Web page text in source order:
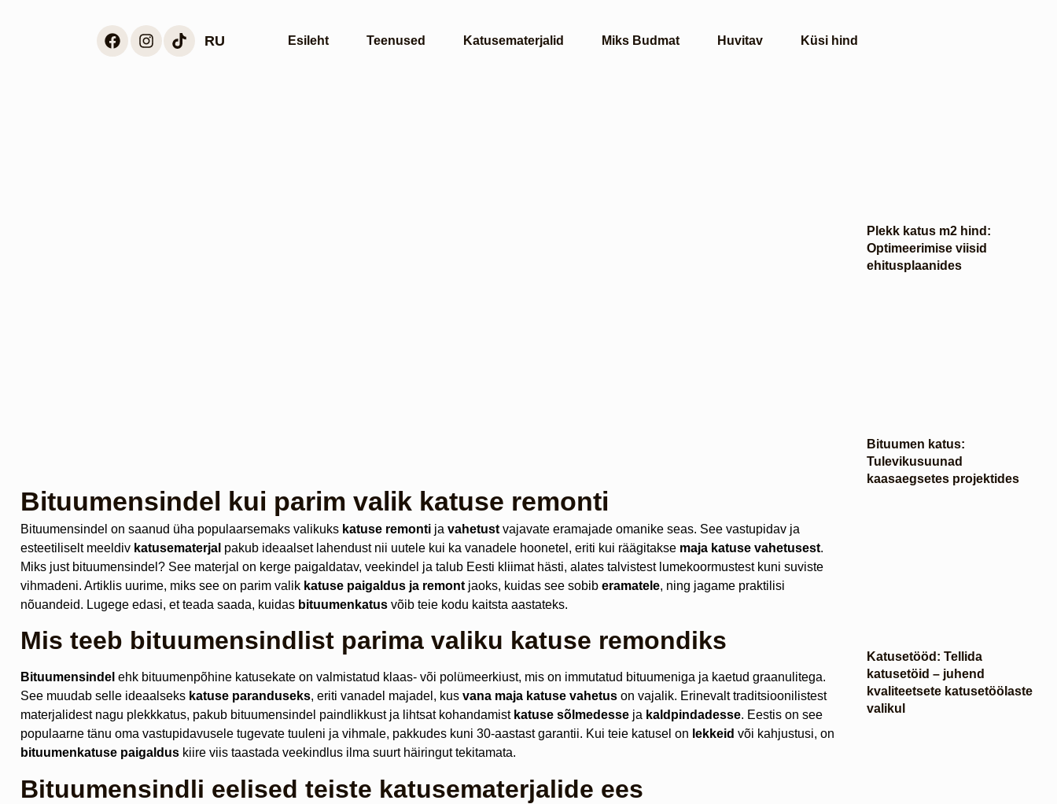
RU Esileht Teenused Katusematerjalid Miks Budmat Huvitav Küsi hind
Bituumensindel kui parim valik katuse remonti
Bituumensindel on saanud üha populaarsemaks valikuks katuse remonti ja vahetust vajavate eramajade omanike seas. See vastupidav ja
esteetiliselt meeldiv katusematerjal pakub ideaalset lahendust nii uutele kui ka vanadele hoonetel, eriti kui räägitakse maja katuse vahetusest.
Miks just bituumensindel? See materjal on kerge paigaldatav, veekindel ja talub Eesti kliimat hästi, alates talvistest lumekoormustest kuni suviste
vihmadeni. Artiklis uurime, miks see on parim valik katuse paigaldus ja remont jaoks, kuidas see sobib eramatele, ning jagame praktilisi
nõuandeid. Lugege edasi, et teada saada, kuidas bituumenkatus võib teie kodu kaitsta aastateks.
Mis teeb bituumensindlist parima valiku katuse remondiks
Bituumensindel ehk bituumenpõhine katusekate on valmistatud klaas- või polümeerkiust, mis on immutatud bituumeniga ja kaetud graanulitega.
See muudab selle ideaalseks katuse paranduseks, eriti vanadel majadel, kus vana maja katuse vahetus on vajalik. Erinevalt traditsioonilistest
materjalidest nagu plekkkatus, pakub bituumensindel paindlikkust ja lihtsat kohandamist katuse sõlmedesse ja kaldpindadesse. Eestis on see
populaarne tänu oma vastupidavusele tugevate tuuleni ja vihmale, pakkudes kuni 30-aastast garantii. Kui teie katusel on lekkeid või kahjustusi, on
bituumenkatuse paigaldus kiire viis taastada veekindlus ilma suurt häiringut tekitamata.
Bituumensindli eelised teiste katusematerjalide ees
Plekk katus m2 hind:
Optimeerimise viisid
ehitusplaanides
Bituumen katus:
Tulevikusuunad
kaasaegsetes projektides
Katusetööd: Tellida
katusetöid – juhend
kvaliteetsete katusetöölaste
valikul